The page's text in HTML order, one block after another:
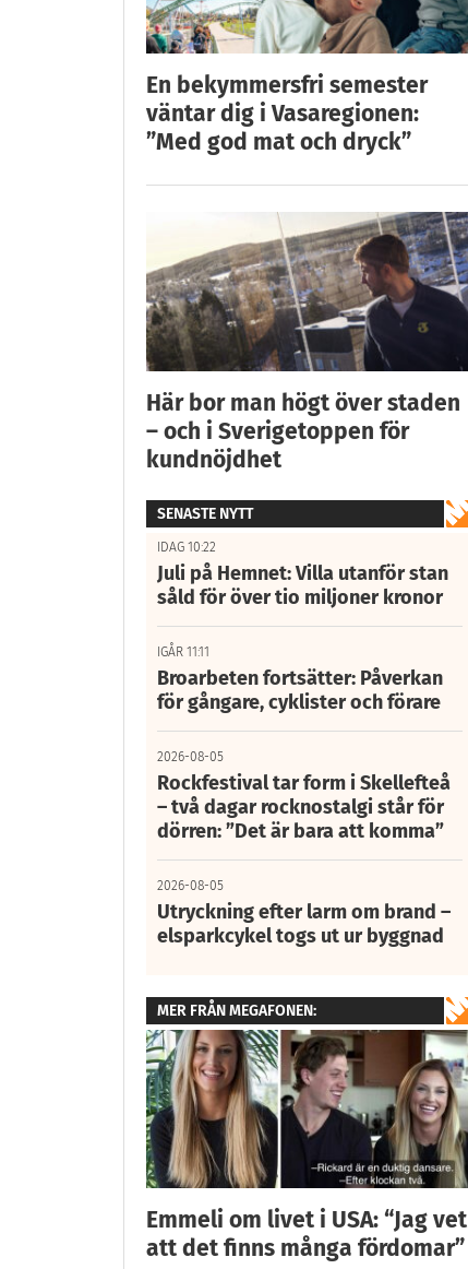
En bekymmersfri semester
väntar dig i Vasaregionen:
”Med god mat och dryck”
Här bor man högt över staden
– och i Sverigetoppen för
kundnöjdhet
SENASTE NYTT
IDAG 10:22
Juli på Hemnet: Villa utanför stan
såld för över tio miljoner kronor
IGÅR 11:11
Broarbeten fortsätter: Påverkan
för gångare, cyklister och förare
2026-08-05
Rockfestival tar form i Skellefteå
– två dagar rocknostalgi står för
dörren: ”Det är bara att komma”
2026-08-05
Utryckning efter larm om brand –
elsparkcykel togs ut ur byggnad
MER FRÅN MEGAFONEN:
Emmeli om livet i USA: “Jag vet
att det finns många fördomar”